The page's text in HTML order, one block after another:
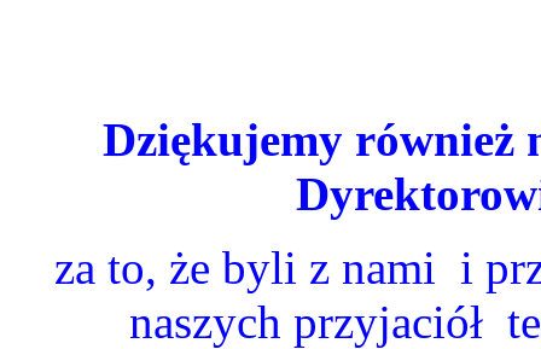
Dziękujemy również
za to, że byli z nami i
naszych przyjaciół